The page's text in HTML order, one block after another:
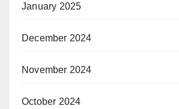
January 2025
December 2024
November 2024
October 2024